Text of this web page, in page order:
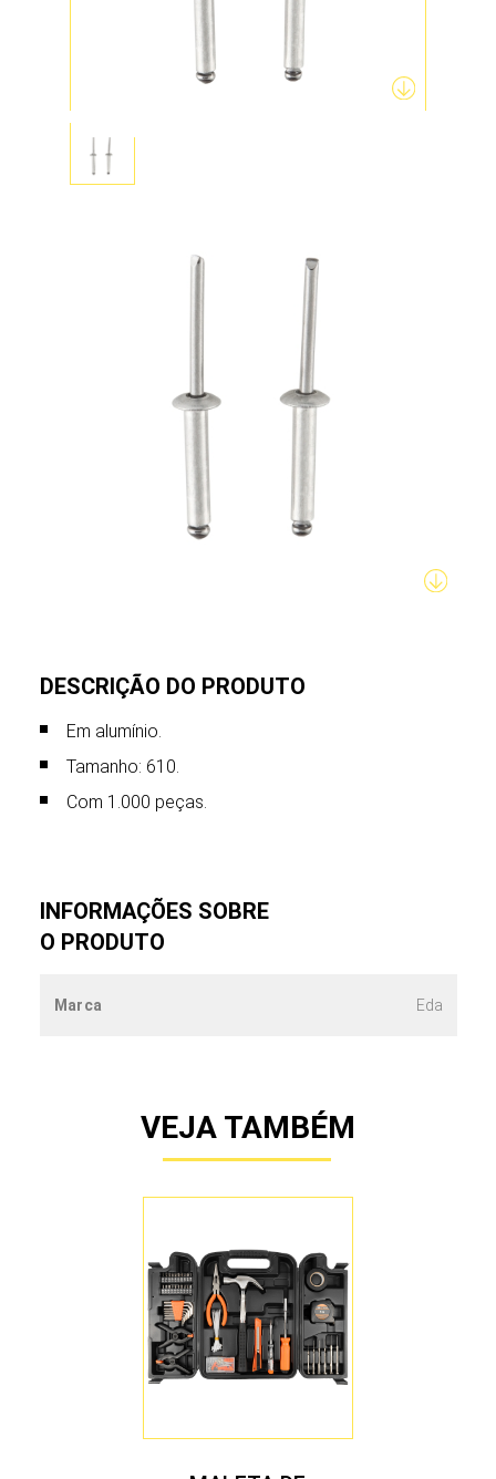
DESCRIÇÃO DO PRODUTO
Em alumínio.
Tamanho: 610.
Com 1.000 peças.
INFORMAÇÕES SOBRE
O PRODUTO
Marca Eda
VEJA TAMBÉM